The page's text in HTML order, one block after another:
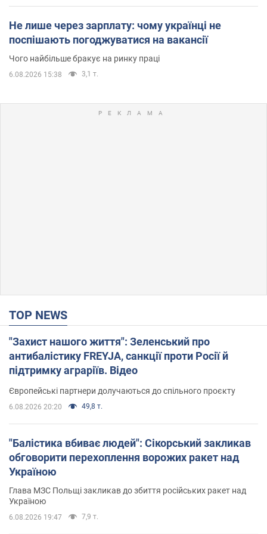
Не лише через зарплату: чому українці не
поспішають погоджуватися на вакансії
Чого найбільше бракує на ринку праці
6.08.2026 15:38 3,1 т.
TOP NEWS
"Захист нашого життя": Зеленський про
антибалістику FREYJA, санкції проти Росії й
підтримку аграріїв. Відео
Європейські партнери долучаються до спільного проєкту
6.08.2026 20:20 49,8 т.
"Балістика вбиває людей": Сікорський закликав
обговорити перехоплення ворожих ракет над
Україною
Глава МЗС Польщі закликав до збиття російських ракет над
Україною
6.08.2026 19:47 7,9 т.